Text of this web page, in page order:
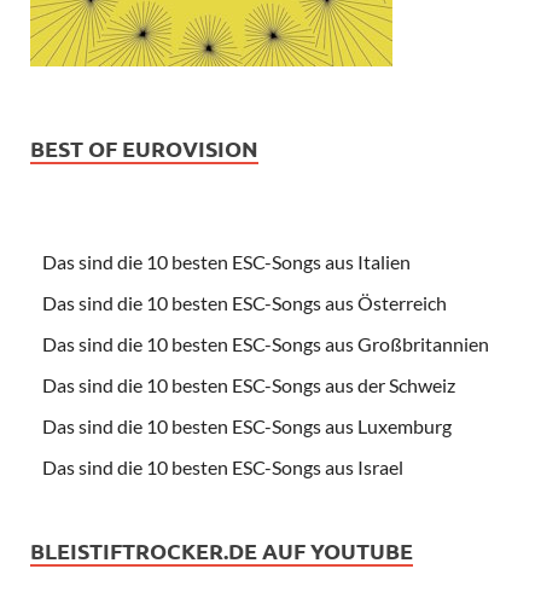
BEST OF EUROVISION
Das sind die 10 besten ESC-Songs aus Italien
Das sind die 10 besten ESC-Songs aus Österreich
Das sind die 10 besten ESC-Songs aus Großbritannien
Das sind die 10 besten ESC-Songs aus der Schweiz
Das sind die 10 besten ESC-Songs aus Luxemburg
Das sind die 10 besten ESC-Songs aus Israel
BLEISTIFTROCKER.DE AUF YOUTUBE